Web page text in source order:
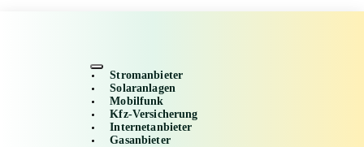
Stromanbieter
Solaranlagen
Mobilfunk
Kfz-Versicherung
Internetanbieter
Gasanbieter